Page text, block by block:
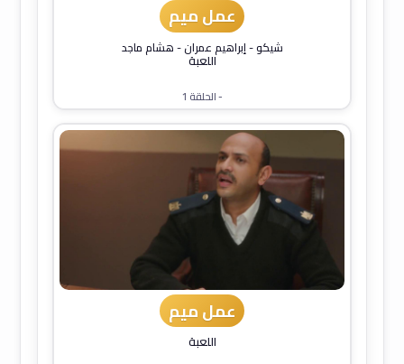
عمل ميم
شيكو-إبراهيم عمران-هشام ماجد
اللعبة
- الحلقة 1
عمل ميم
اللعبة